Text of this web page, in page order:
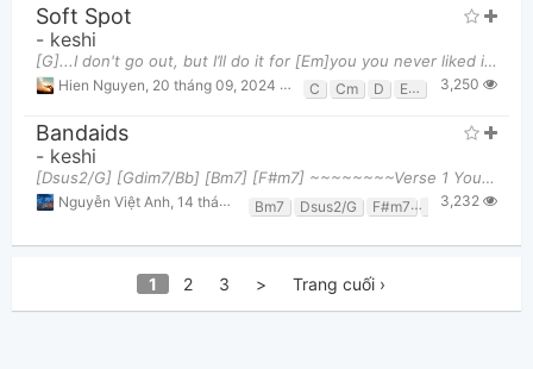
Soft Spot
- keshi
[G]...I don't go out, but I’ll do it for [Em]you you never liked it when I drink too [D]much I hate
Hien Nguyen 20 tháng 09, 2024 lúc 05:44am C Cm D Em G
3,250
Bandaids
- keshi
[Dsus2/G] [Gdim7/Bb] [Bm7] [F#m7] ~~~~~~~~Verse 1 You should have [Dsus2/G] told me [Gdim7/Bb] I
Nguyễn Việt Anh, 14 tháng 12, 2022 lúc 02:13pm Bm7 Dsus2/G F#m7 Gdim7/Bb
3,232
1 2 3 > Trang cuối ›